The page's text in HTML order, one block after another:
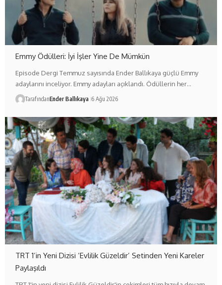
Emmy Ödülleri: İyi İşler Yine De Mümkün
Episode Dergi Temmuz sayısında Ender Ballıkaya güçlü Emmy
adaylarını inceliyor. Emmy adayları açıklandı. Ödüllerin her…
TarafındanEnder Ballıkaya 6 Ağu 2026
TRT 1’in Yeni Dizisi ‘Evlilik Güzeldir’ Setinden Yeni Kareler
Paylaşıldı